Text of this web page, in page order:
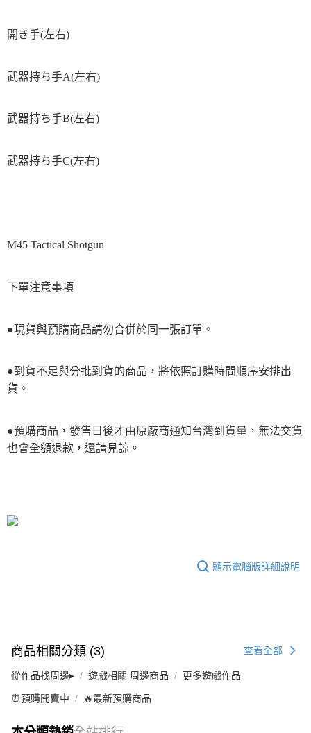
開き手(左右)
武器持ち手A(左右)
武器持ち手B(左右)
武器持ち手C(左右)
M45 Tactical Shotgun
下單注意事項
●現貨與預購商品請勿合併於同一張訂單。
●到貨不足與分批到貨的商品，將依照訂購時間順序安排出
貨。
●預購商品，發售日後才由原廠商通知台灣到貨量，無法交貨
也會全額退款，還請見諒。
顯示電腦版詳細說明
商品相關分類 (3) 查看全部
從作品找周邊▸ 遊戲相關 周邊商品 更多遊戲作品
⏰預購開賣中 🔥最新預購商品